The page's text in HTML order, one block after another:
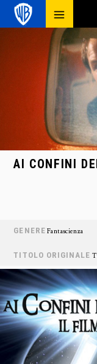
AI CONFINI
GENERE Fantascienza
TITOLO ORIGINALE